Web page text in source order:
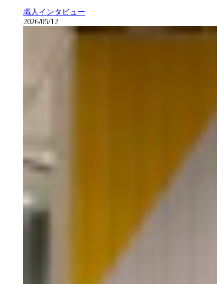
職人インタビュー
2026/05/12